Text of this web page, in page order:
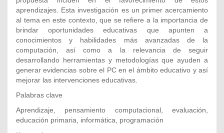
aprendizajes. Esta investigación es un primer acercamiento
al tema en este contexto, que se refiere a la importancia de
brindar oportunidades educativas que apunten a
conocimientos y habilidades más avanzadas de la
computación, así como a la relevancia de seguir
desarrollando herramientas y metodologías que ayuden a
generar evidencias sobre el PC en el ámbito educativo y así
mejorar las intervenciones educativas.
Palabras clave
Aprendizaje, pensamiento computacional, evaluación,
educación primaria, informática, programación